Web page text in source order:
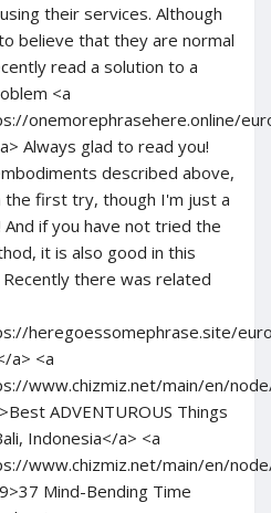
their services. Although
believe that they are normal
read a solution to a
<a
onemorephrasehere.online/
Always glad to read you!
described above,
the first try, though I'm just a
And if you have not tried the
it is also good in this
there was related
heregoessomephrase.site/
a> <a
www.chizmiz.net/main/en/
ADVENTUROUS Things
Indonesia</a> <a
www.chizmiz.net/main/en/
Mind-Bending Time